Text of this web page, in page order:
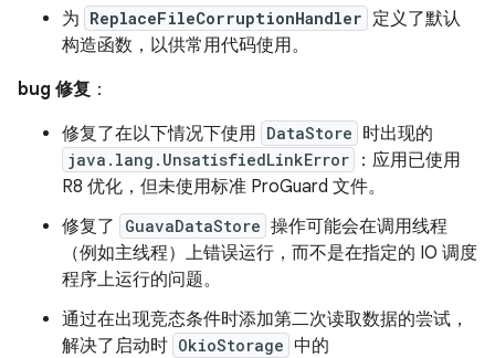
为 ReplaceFileCorruptionHandler 定义了默认
构造函数，以供常用代码使用。
bug 修复 ：
修复了在以下情况下使用 DataStore 时出现的
java.lang.UnsatisfiedLinkError
：应用已使用
R8 优化，但未使用标准 ProGuard 文件。
修复了
GuavaDataStore 操作可能会在调用线程
（例如主线程）上错误运行，而不是在指定的 IO 调度
程序上运行的问题。
通过在出现竞态条件时添加第二次读取数据的尝试，
解决了启动时 OkioStorage 中的